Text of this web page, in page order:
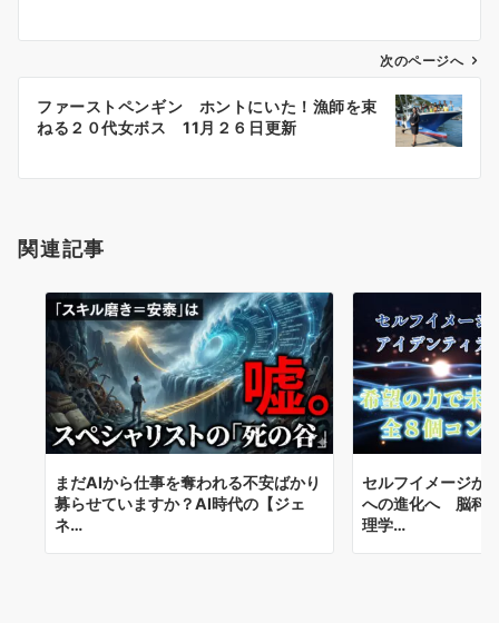
ン
次のページへ
ファーストペンギン ホントにいた！漁師を束
ねる２０代女ボス 11月２６日更新
関連記事
まだAIから仕事を奪われる不安ばかり
募らせていますか？AI時代の【ジェ
ネ…
セルフイメージか
への進化へ 脳科
理学…